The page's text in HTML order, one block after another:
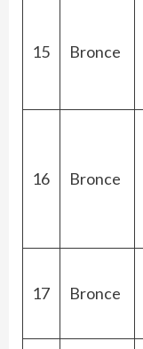
15 Bronce
16 Bronce
17 Bronce